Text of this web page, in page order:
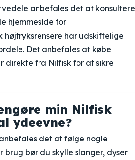
anbefales det at konsultere
hjemmeside for
højtryksrensere har udskiftelige
Det anbefales at købe
direkte fra Nilfisk for at sikre
min Nilfisk
ydeevne?
det at følge nogle
bør du skylle slanger, dyser